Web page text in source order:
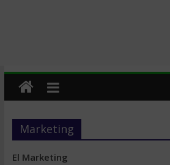
Marketing
El Marketing